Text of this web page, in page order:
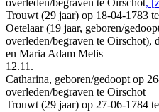
overleden/begraven te Oirschot,
Trouwt (29 jaar) op 18-04-1783
Oetelaar (19 jaar, geboren/
overleden/begraven te Oirschot),
en Maria Adam Melis
12.11.
Catharina, geboren/gedoopt op
overleden/begraven te Oirschot
Trouwt (29 jaar) op 27-06-1784